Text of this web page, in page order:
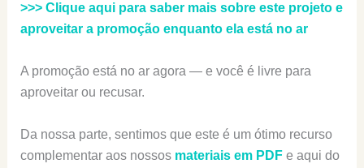
>>> Clique aqui para saber mais sobre este projeto e
aproveitar a promoção enquanto ela está no ar
A promoção está no ar agora — e você é livre para
aproveitar ou recusar.
Da nossa parte, sentimos que este é um ótimo recurso
complementar aos nossos materiais em PDFe aqui do